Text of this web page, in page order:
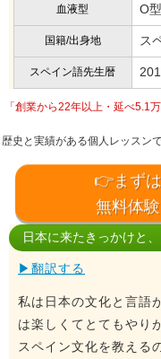
血液型 O型
国籍/出身地 ス
スペイン語先生暦
「創業から22年以上・延べ5.1
歴史と実績がある個人レッスン
👉まず
無料体
日本に来たきっかけと
▶翻訳する
私は日本の文化と言語
は楽しくてとてもやり
スペイン文化を教える